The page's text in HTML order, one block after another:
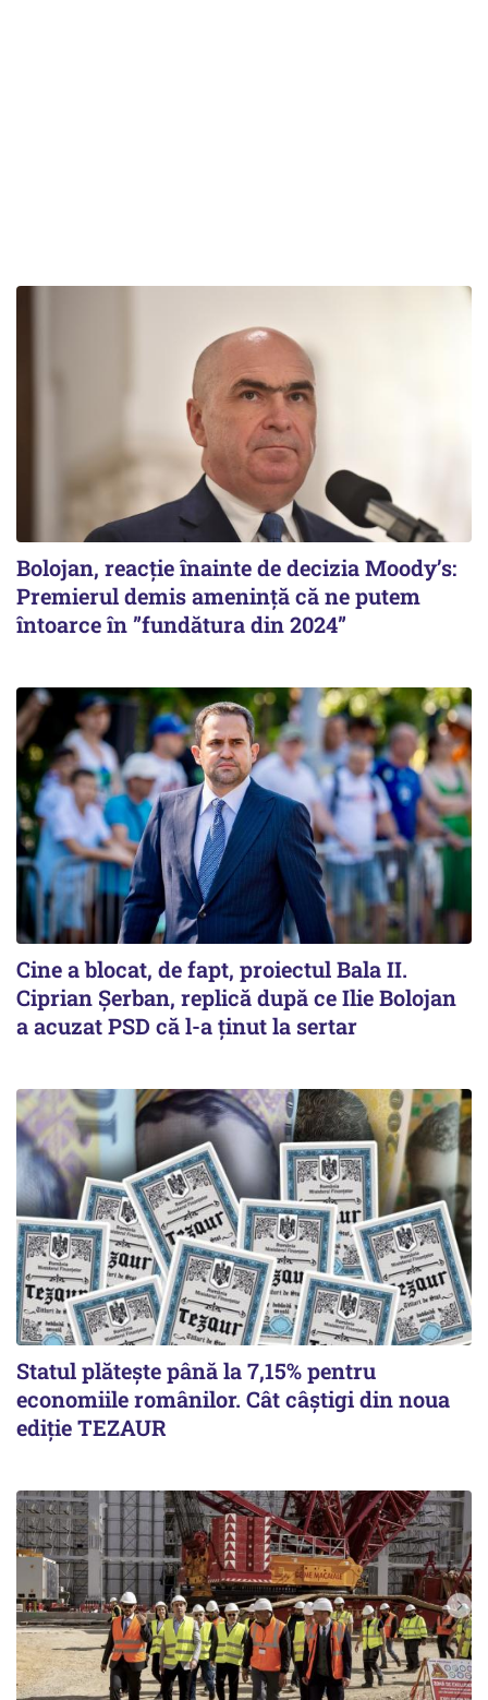
Bolojan, reacție înainte de decizia Moody’s:
Premierul demis amenință că ne putem
întoarce în ”fundătura din 2024”
Cine a blocat, de fapt, proiectul Bala II.
Ciprian Șerban, replică după ce Ilie Bolojan
a acuzat PSD că l-a ținut la sertar
Statul plătește până la 7,15% pentru
economiile românilor. Cât câștigi din noua
ediție TEZAUR